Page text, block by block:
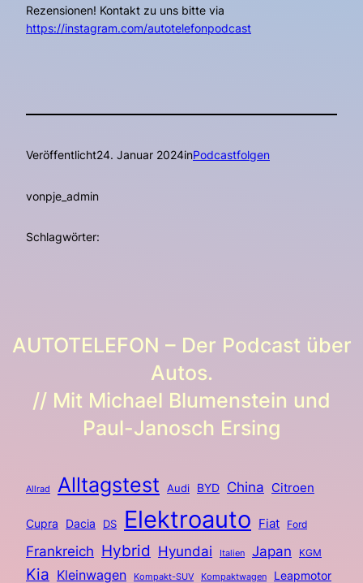
Rezensionen! Kontakt zu uns bitte via
https://instagram.com/autotelefonpodcast
Veröffentlicht24. Januar 2024inPodcastfolgen
vonpje_admin
Schlagwörter:
AUTOTELEFON – Der Podcast über
Autos.
// Mit Michael Blumenstein und
Paul-Janosch Ersing
Allrad Alltagstest Audi BYD China Citroen
Cupra Dacia DS Elektroauto Fiat Ford
Frankreich Hybrid Hyundai Italien Japan KGM
Kia Kleinwagen Kompakt-SUV Kompaktwagen Leapmotor